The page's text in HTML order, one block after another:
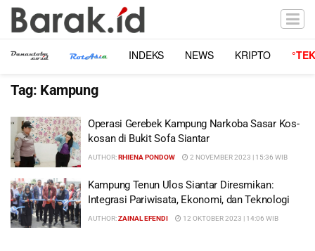
INDEKS NEWS KRIPTO
Tag: Kampung
Operasi Gerebek Kampung Narkoba Sasar Kos-
kosan di Bukit Sofa Siantar
AUTHOR:RHIENA PONDOW 2 NOVEMBER 2023 | 15:36 WIB
Kampung Tenun Ulos Siantar Diresmikan:
Integrasi Pariwisata, Ekonomi, dan Teknologi
AUTHOR:ZAINAL EFENDI 12 OKTOBER 2023 | 14:06 WIB